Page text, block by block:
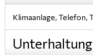
Klimaanlage, Telefon,
Unterhaltung